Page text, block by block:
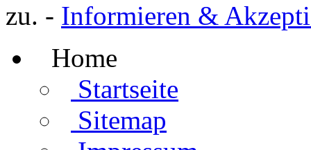
zu. - Informieren &
Home
Startseite
Sitemap